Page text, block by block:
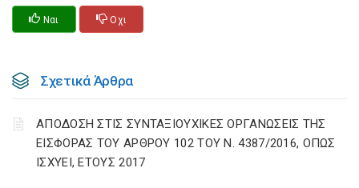
Ναι Οχι
Σχετικά Άρθρα
ΑΠΟΔΟΣΗ ΣΤΙΣ ΣΥΝΤΑΞΙΟΥΧΙΚΕΣ ΟΡΓΑΝΩΣΕΙΣ ΤΗΣ
ΕΙΣΦΟΡΑΣ ΤΟΥ ΑΡΘΡΟΥ 102 ΤΟΥ Ν. 4387/2016, ΟΠΩΣ
ΙΣΧΥΕΙ, ΕΤΟΥΣ 2017